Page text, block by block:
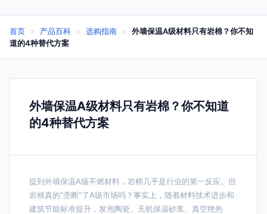
首页 > 产品百科 > 选购指南 >
外墙保温A级材料只有岩棉？你不知
道的4种替代方案
外墙保温A级材料只有岩棉？你不知道
的4种替代方案
提到外墙保温A级不燃材料，岩棉几乎是行业的第一反应。但
岩棉真的“垄断”了A级市场吗？事实上，随着材料技术进步和
建筑节能标准提升，发泡陶瓷、无机保温砂浆、真空绝热